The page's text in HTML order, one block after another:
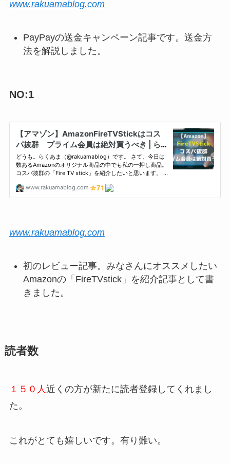
www.rakuamablog.com
PayPayの送金キャンペーン記事です。送金方
法を解説しました。
NO:1
www.rakuamablog.com
初のレビュー記事。みなさんにオススメしたい
Amazonの「FireTVstick」を紹介記事として書
きました。
読者数
１５０人 近くの方が新たに読者登録してくれまし
た。
これがとても嬉しいです。有り難い。